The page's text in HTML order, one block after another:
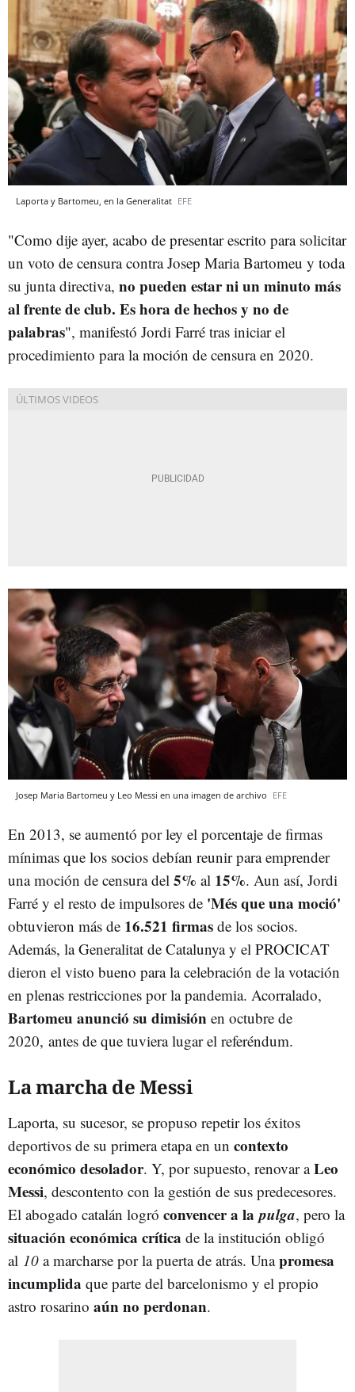
Laporta y Bartomeu, en la Generalitat EFE
"Como dije ayer, acabo de presentar escrito para solicitar
un voto de censura contra Josep Maria Bartomeu y toda
su junta directiva, no pueden estar ni un minuto más
al frente de club. Es hora de hechos y no de
palabras", manifestó Jordi Farré tras iniciar el
procedimiento para la moción de censura en 2020.
Josep Maria Bartomeu y Leo Messi en una imagen de archivo EFE
En 2013, se aumentó por ley el porcentaje de firmas
mínimas que los socios debían reunir para emprender
una moción de censura del 5% al 15%. Aun así, Jordi
Farré y el resto de impulsores de 'Més que una moció'
obtuvieron más de 16.521 firmas de los socios.
Además, la Generalitat de Catalunya y el PROCICAT
dieron el visto bueno para la celebración de la votación
en plenas restricciones por la pandemia. Acorralado,
Bartomeu anunció su dimisión en octubre de
2020, antes de que tuviera lugar el referéndum.
La marcha de Messi
Laporta, su sucesor, se propuso repetir los éxitos
deportivos de su primera etapa en un contexto
económico desolador. Y, por supuesto, renovar aLeo
Messi, descontento con la gestión de sus predecesores.
El abogado catalán logró convencer a lapulga, pero la
situación económica crítica de la institución obligó
al 10 a marcharse por la puerta de atrás. Unapromesa
incumplida que parte del barcelonismo y el propio
astro rosarino aún no perdonan.